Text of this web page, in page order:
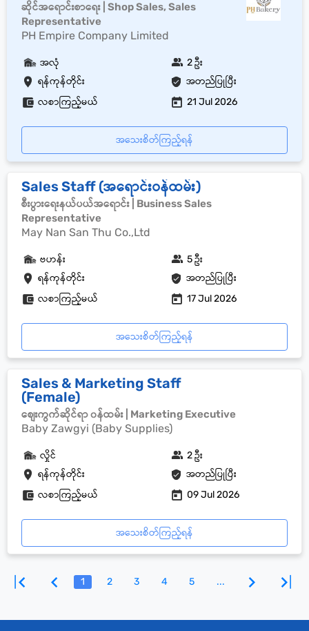
ဆိုင်အရောင်းစာရေး | Shop Sales, Sales
Representative
PH Empire Company Limited
ရန်ကုန်တိုင်း အတည်ပြုပြီး
အလုံ 2 ဦး
လစာကြည့်မယ် 21 Jul 2026
အသေးစိတ်ကြည့်ရန်
Sales Staff (အရောင်းဝန်ထမ်း)
စီးပွားရေးနယ်ပယ်အရောင်း | Business Sales
Representative
May Nan San Thu Co.,Ltd
ရန်ကုန်တိုင်း အတည်ပြုပြီး
ဗဟန်း 5 ဦး
လစာကြည့်မယ် 17 Jul 2026
အသေးစိတ်ကြည့်ရန်
Sales & Marketing Staff
(Female)
စျေးကွက်ဆိုင်ရာ ၀န်ထမ်း | Marketing Executive
Baby Zawgyi (Baby Supplies)
ရန်ကုန်တိုင်း အတည်ပြုပြီး
လှိုင် 2 ဦး
လစာကြည့်မယ် 09 Jul 2026
အသေးစိတ်ကြည့်ရန်
1 2 3 4 5 ...